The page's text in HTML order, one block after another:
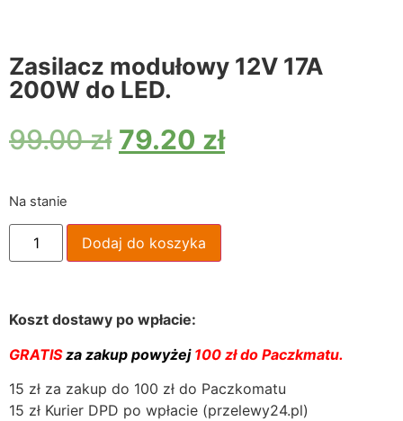
Zasilacz modułowy 12V 17A
200W do LED.
99.00zł 79.20 zł
Na stanie
Dodaj do koszyka
Koszt dostawy po wpłacie:
GRATISza zakup powyżej100 zł do Paczkmatu.
15 zł za zakup do 100 zł do Paczkomatu
15 zł Kurier DPD po wpłacie (przelewy24.pl)